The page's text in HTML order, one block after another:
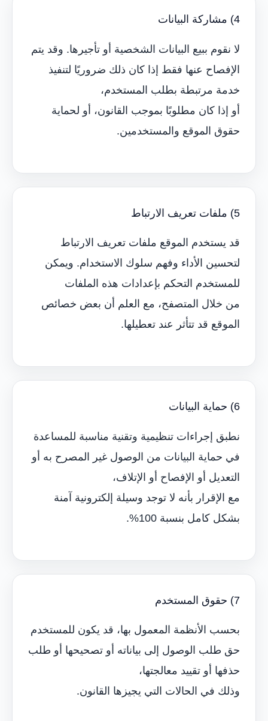
4) مشاركة البيانات
لا نقوم ببيع البيانات الشخصية أو تأجيرها. وقد يتم
الإفصاح عنها فقط إذا كان ذلك ضروريًا لتنفيذ
خدمة مرتبطة بطلب المستخدم،
أو إذا كان مطلوبًا بموجب القانون، أو لحماية
حقوق الموقع والمستخدمين.
5) ملفات تعريف الارتباط
قد يستخدم الموقع ملفات تعريف الارتباط
لتحسين الأداء وفهم سلوك الاستخدام. ويمكن
للمستخدم التحكم بإعدادات هذه الملفات
من خلال المتصفح، مع العلم أن بعض خصائص
الموقع قد تتأثر عند تعطيلها.
6) حماية البيانات
نطبق إجراءات تنظيمية وتقنية مناسبة للمساعدة
في حماية البيانات من الوصول غير المصرح به أو
التعديل أو الإفصاح أو الإتلاف،
مع الإقرار بأنه لا توجد وسيلة إلكترونية آمنة
بشكل كامل بنسبة 100%.
7) حقوق المستخدم
بحسب الأنظمة المعمول بها، قد يكون للمستخدم
حق طلب الوصول إلى بياناته أو تصحيحها أو طلب
حذفها أو تقييد معالجتها،
وذلك في الحالات التي يجيزها القانون.